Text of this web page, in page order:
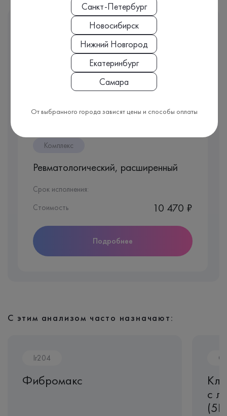
Этот анализ входит
В КОМПЛЕКС
Врачи часто назначают именно комплекс анализов, чтобы
видеть полную картину вашего здоровья.
Мы подобрали для вас несколько комплексов с выбранным
Комплекс
Ревматологический, расширенный
Срок исполнения:
Стоимость
10 470 ₽
Подробнее
С этим анализом часто назначают:
Ir204
Фибромакс
с
Санкт-Петербург
Новосибирск
Нижний Новгород
Екатеринбург
Самара
От выбранного города зависят цены и способы оплаты